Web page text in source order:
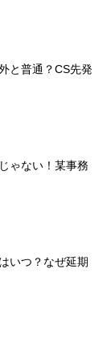
と普通？CS先発
ゃない！某事務
いつ？なぜ延期